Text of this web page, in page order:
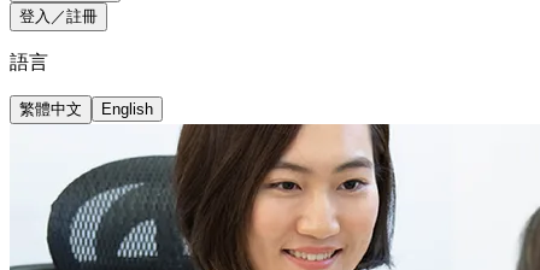
登入／註冊
語言
繁體中文 English